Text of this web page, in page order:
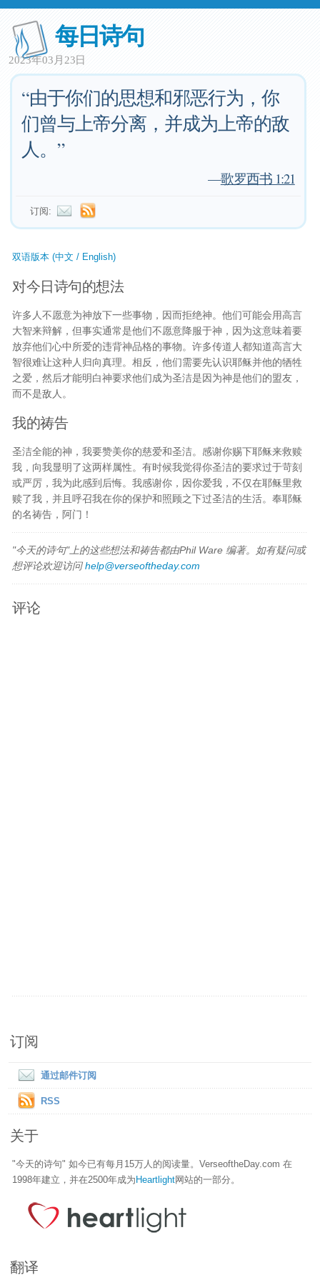
每日诗句
2023年03月23日
“由于你们的思想和邪恶行为，你
们曾与上帝分离，并成为上帝的敌
人。”
—歌罗西书 1:21
订阅:
双语版本 (中文 / English)
对今日诗句的想法
许多人不愿意为神放下一些事物，因而拒绝神。他们可能会用高言
大智来辩解，但事实通常是他们不愿意降服于神，因为这意味着要
放弃他们心中所爱的违背神品格的事物。许多传道人都知道高言大
智很难让这种人归向真理。相反，他们需要先认识耶稣并他的牺牲
之爱，然后才能明白神要求他们成为圣洁是因为神是他们的盟友，
而不是敌人。
我的祷告
圣洁全能的神，我要赞美你的慈爱和圣洁。感谢你赐下耶稣来救赎
我，向我显明了这两样属性。有时候我觉得你圣洁的要求过于苛刻
或严厉，我为此感到后悔。我感谢你，因你爱我，不仅在耶稣里救
赎了我，并且呼召我在你的保护和照顾之下过圣洁的生活。奉耶稣
的名祷告，阿门！
"今天的诗句"上的这些想法和祷告都由Phil Ware 编著。如有疑问或
想评论欢迎访问help@verseoftheday.com
评论
订阅
通过邮件订阅
RSS
关于
"今天的诗句" 如今已有每月15万人的阅读量。VerseoftheDay.com 在
1998年建立，并在2500年成为 Heartlight网站的一部分。
翻译